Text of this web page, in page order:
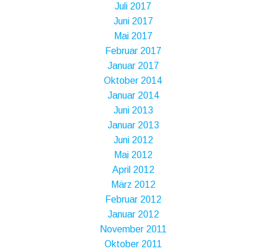
Juli 2017
Juni 2017
Mai 2017
Februar 2017
Januar 2017
Oktober 2014
Januar 2014
Juni 2013
Januar 2013
Juni 2012
Mai 2012
April 2012
März 2012
Februar 2012
Januar 2012
November 2011
Oktober 2011